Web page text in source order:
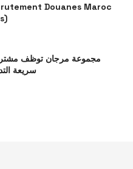
Douanes Maroc
مجموعة مرجان توظف
سريعة